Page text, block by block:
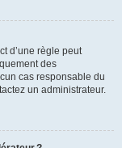
d’une règle peut
des
cas responsable du
un administrateur.